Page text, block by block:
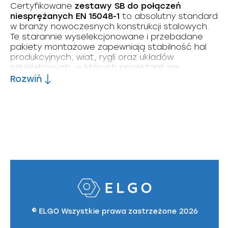
Certyfikowane zestawy SB do połączeń
niesprężanych EN 15048-1 to absolutny standard
w branży nowoczesnych konstrukcji stalowych.
Te starannie wyselekcjonowane i przebadane
pakiety montażowe zapewniają stabilność hal
produkcyjnych, wiat, rygli oraz układów
szkieletowych, w których projektant nie
przewidział konieczności kontrolowanego
sprężania węzłów. Kompletny zestaw, oznaczony
Najważniejsze informacje
Zakres konfiguracji: Komplet tworzy śruba
z łbem sześciokątnym z gwintem częściowym
ISO 4014(dawniej DIN 931) lub z gwintem
Rozwiń
© ELGO Wszystkie prawa zastrzeżone 2026